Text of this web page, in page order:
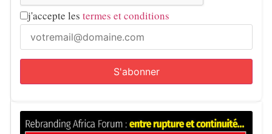
j'accepte les termes et conditions